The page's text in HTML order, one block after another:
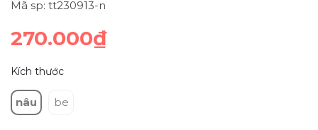
Mã sp: tt230913-n
270.000₫
Kích thước
nâu be